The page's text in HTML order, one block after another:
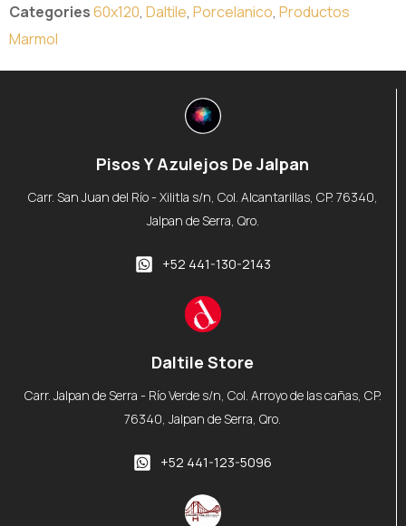
Categories60x120, Daltile, Porcelanico, Productos
Marmol
Pisos Y Azulejos De Jalpan
Carr. San Juan del Río - Xilitla s/n, Col. Alcantarillas, CP. 76340,
Jalpan de Serra, Qro.
+52 441-130-2143
Daltile Store
Carr. Jalpan de Serra - Río Verde s/n, Col. Arroyo de las cañas, CP.
76340, Jalpan de Serra, Qro.
+52 441-123-5096